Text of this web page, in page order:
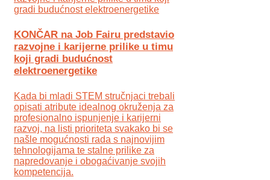
KONČAR na Job Fairu predstavio
razvojne i karijerne prilike u timu
koji gradi budućnost
elektroenergetike
Kada bi mladi STEM stručnjaci trebali
opisati atribute idealnog okruženja za
profesionalno ispunjenje i karijerni
razvoj, na listi prioriteta svakako bi se
našle mogućnosti rada s najnovijim
tehnologijama te stalne prilike za
napredovanje i obogaćivanje svojih
kompetencija.